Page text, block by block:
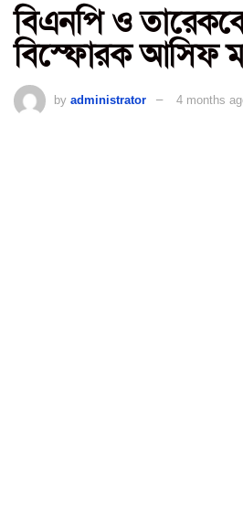
বিএনপি ও
বিস্ফোরক আসিফ
by administrator 4 months